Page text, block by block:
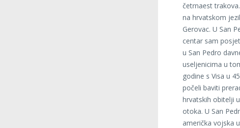
četrnaest
na hrvatskom
Gerovac. U San
centar sam
u San Pedro
useljenicima u
godine s Visa u
počeli baviti
hrvatskih obitelji
otoka. U San
američka vojska